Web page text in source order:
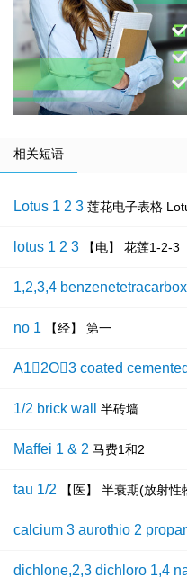
相关短语
Lotus 1 2 3 莲花电子表格
lotus 1 2 3 【电】 花莲1-2-3
1,2,3,4
no 1 【经】 第一
A12O3 coated
1/2 brick wall 半砖墙
Maffei 1 & 2 马费1和2
tau 1/2 【医】 半衰期(放射
calcium 3 aurothio 2
dichlone,2,3 dichloro 1,4